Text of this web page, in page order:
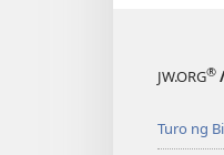
JW.ORG®
Turo ng